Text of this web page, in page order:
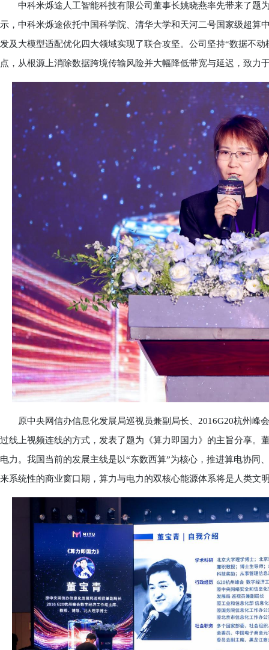
中科米烁途人工智能科技有限公司董事长姚晓燕率先带来了题
示，中科米烁途依托中国科学院、清华大学和天河二号国家级超
发及大模型适配优化四大领域实现了联合攻坚。公司坚持“数据不
点，从根源上消除数据跨境传输风险并大幅降低带宽与延迟，致力
原中央网信办信息化发展局巡视员兼副局长、2016G20杭州峰
过线上视频连线的方式，发表了题为《算力即国力》的主旨分享。
电力。我国当前的发展主线是以“东数西算”为核心，推进算电协
来系统性的商业窗口期，算力与电力的双核心能源体系将是人类文